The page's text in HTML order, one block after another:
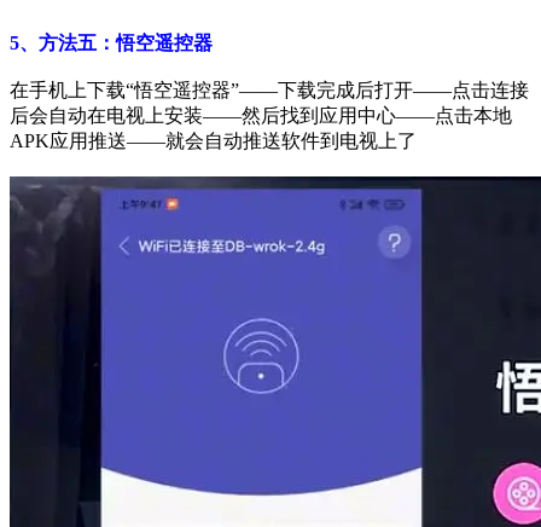
5、方法五：悟空遥控器
在手机上下载“悟空遥控器”——下载完成后打开——点击连接
后会自动在电视上安装——然后找到应用中心——点击本地
APK应用推送——就会自动推送软件到电视上了